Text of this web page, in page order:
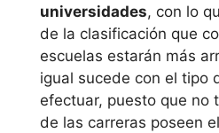
Girona
universidades, con lo
de la clasificación que
escuelas estarán más
igual sucede con el tipo
efectuar, puesto que no
de las carreras poseen